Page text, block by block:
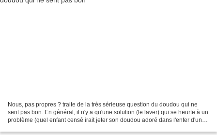
Nous, pas propres ? traite de la très sérieuse question du doudou qui ne
sent pas bon. En général, il n'y a qu'une solution (le laver) qui se heurte à un
problème (quel enfant censé irait jeter son doudou adoré dans l'enfer d'une